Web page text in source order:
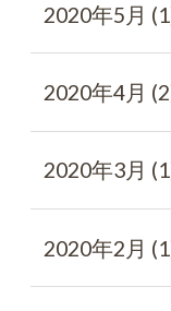
2020年5月
2020年4月
2020年3月
2020年2月